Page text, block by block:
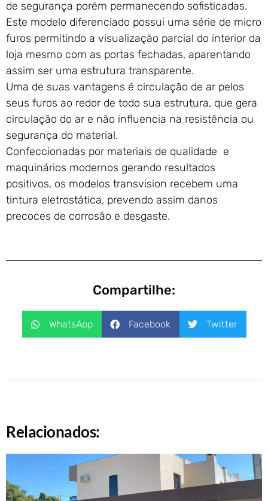
de segurança porém permanecendo sofisticadas.
Este modelo diferenciado possui uma série de micro
furos permitindo a visualização parcial do interior da
loja mesmo com as portas fechadas, aparentando
assim ser uma estrutura transparente.
Uma de suas vantagens é circulação de ar pelos
seus furos ao redor de todo sua estrutura, que gera
circulação do ar e não influencia na resistência ou
segurança do material.
Confeccionadas por materiais de qualidade e
maquinários modernos gerando resultados
positivos, os modelos transvision recebem uma
tintura eletrostática, prevendo assim danos
precoces de corrosão e desgaste.
Compartilhe:
WhatsApp Facebook Twitter
Relacionados: